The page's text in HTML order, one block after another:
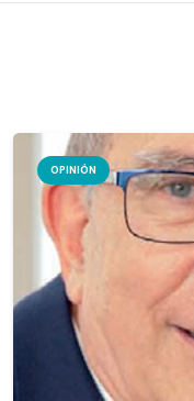
OPINIÓN